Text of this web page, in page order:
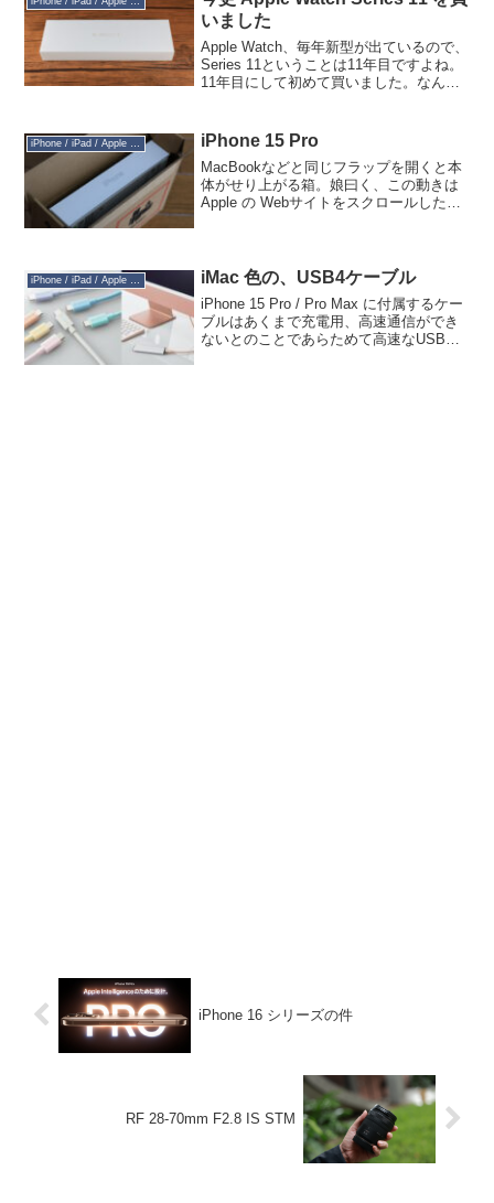
いました
Apple Watch、毎年新型が出ているので、
Series 11ということは11年目ですよね。
11年目にして初めて買いました。なんで
２年間、ポイントを貯めて買いました...
iPhone / iPad / Apple Watch iPhone 15 Pro
MacBookなどと同じフラップを開くと本
体がせり上がる箱。娘曰く、この動きは
Apple の Webサイトをスクロールしたと
U...
iMac 色の、USB4ケーブル
iPhone 15 Pro / Pro Max に付属するケー
ブルはあくまで充電用、高速通信ができ
ないとのことであらためて高速なUSB
iPhone 16 シリーズの件
RF 28-70mm F2.8 IS STM